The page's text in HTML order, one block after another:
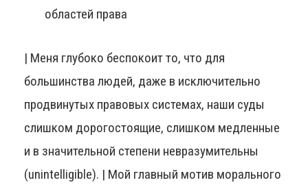
областей права
| Меня глубоко беспокоит то, что для
большинства людей, даже в исключительно
продвинутых правовых системах, наши суды
слишком дорогостоящие, слишком медленные
и в значительной степени невразумительны
(unintelligible). | Мой главный мотив морального